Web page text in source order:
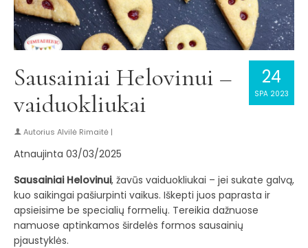
24
SPA 2023
Sausainiai Helovinui –
vaiduokliukai
Autorius Alvilė Rimaitė |
Atnaujinta 03/03/2025
Sausainiai Helovinui, žavūs vaiduokliukai – jei sukate galvą,
kuo saikingai pašiurpinti vaikus. Iškepti juos paprasta ir
apsieisime be specialių formelių. Tereikia dažnuose
namuose aptinkamos širdelės formos sausainių
pjaustyklės.